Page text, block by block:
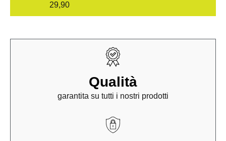
29,90
Qualità
garantita su tutti i nostri prodotti